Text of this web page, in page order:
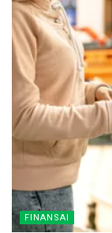
FINANSAI